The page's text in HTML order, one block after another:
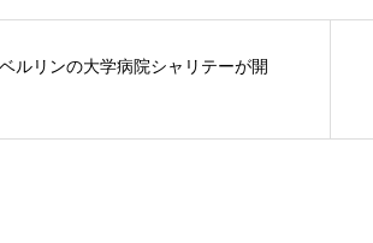
ルリンの大学病院シャリテーが開